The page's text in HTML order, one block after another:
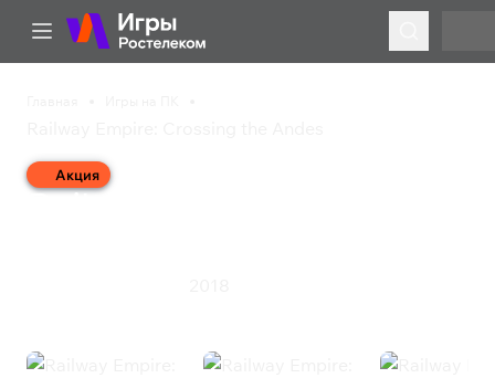
Акция
Railway Empire: Crossing